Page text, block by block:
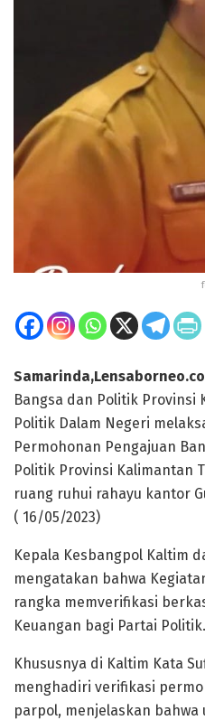
Bangsa dan Politik Provinsi
Politik Dalam Negeri
Permohonan Pengajuan
Politik Provinsi Kalimantan
ruang ruhui rahayu kantor
( 16/05/2023)
Kepala Kesbangpol Kaltim
mengatakan bahwa
rangka memverifikasi
Keuangan bagi Partai Politik.
Khususnya di Kaltim Kata
menghadiri verifikasi
parpol, menjelaskan